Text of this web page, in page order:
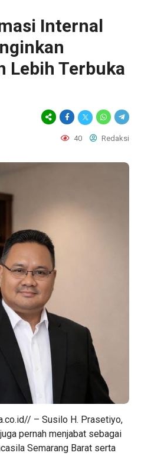
Internal
Lebih Terbuka
40 Redaksi
– Susilo H. Prasetiyo,
pernah menjabat sebagai
Semarang Barat serta